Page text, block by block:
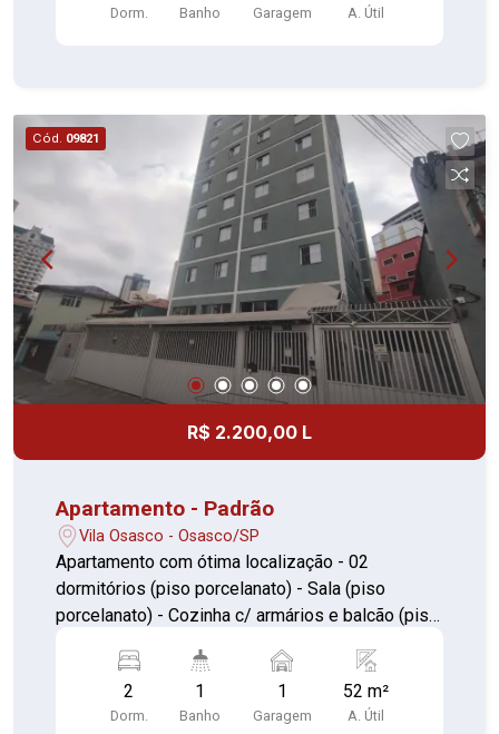
Dorm. Banho Garagem A. Útil
Cód. 09821
R$ 2.200,00 L
Apartamento - Padrão
Vila Osasco - Osasco/SP
Apartamento com ótima localização - 02
dormitórios (piso porcelanato) - Sala (piso
porcelanato) - Cozinha c/ armários e balcão (piso
coberta (piso lajota) - 01 vaga de garagem
2
Dorm.
1
Banho
1
Garagem
52 m²
A. Útil